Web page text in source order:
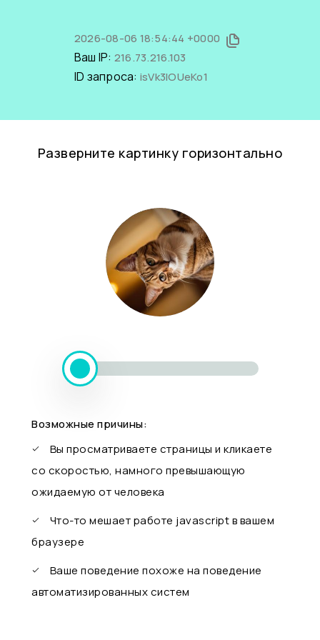
2026-08-06 18:54:44 +0000
Ваш IP: 216.73.216.103
ID запроса: isVk3IOUeKo1
Разверните картинку горизонтально
Возможные причины:
Вы просматриваете страницы и кликаете
со скоростью, намного превышающую
ожидаемую от человека
Что-то мешает работе javascript в вашем
браузере
Ваше поведение похоже на поведение
автоматизированных систем